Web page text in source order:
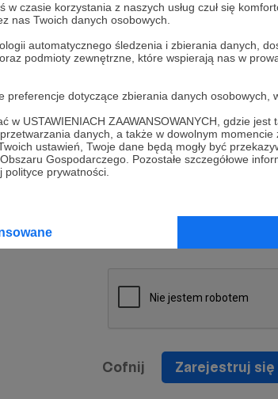
w czasie korzystania z naszych usług czuł się
nas Twoich danych osobowych.
automatycznego śledzenia i zbierania danych,
podmioty zewnętrzne, które wspierają nas w
dotyczące zbierania danych osobowych,
w USTAWIENIACH ZAAWANSOWANYCH, gdzie
danych, a także w dowolnym
ustawień, Twoje dane będą mogły być
Gospodarczego. Pozostałe szczegółowe
prywatności.
i
będą
z
prawo
na
Politykę Prywatności
* Wyrażam zgodę na przetwarzanie
osobowych podanych w formularzu
prawidłowego świadczenia usług
informacji handlowych -
Cofnij Zarejestruj się